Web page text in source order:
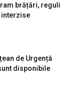
brățări, reguli
interzise
de Urgență
disponibile